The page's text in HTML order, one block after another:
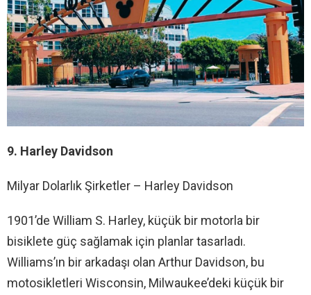
9. Harley Davidson
Milyar Dolarlık Şirketler – Harley Davidson
1901’de William S. Harley, küçük bir motorla bir
bisiklete güç sağlamak için planlar tasarladı.
Williams’ın bir arkadaşı olan Arthur Davidson, bu
motosikletleri Wisconsin, Milwaukee’deki küçük bir